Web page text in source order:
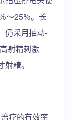
～25％。长
仍采用抽动-
射精刺激
精。
疗的有效率